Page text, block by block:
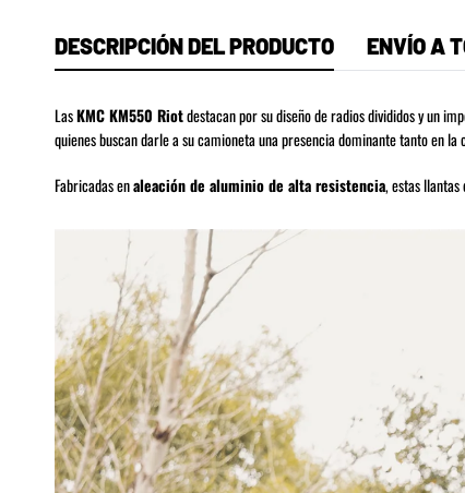
DESCRIPCIÓN DEL PRODUCTO ENVÍO A
LasKMC KM550 Riotdestacan por su diseño de radios divididos y un
quienes buscan darle a su camioneta una presencia dominante tanto en
Fabricadas enaleación de aluminio de alta resistencia, estas